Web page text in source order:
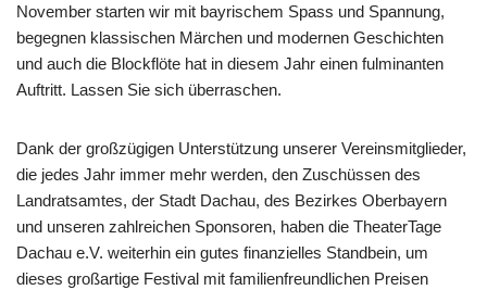
November starten wir mit bayrischem Spass und Spannung,
begegnen klassischen Märchen und modernen Geschichten
und auch die Blockflöte hat in diesem Jahr einen fulminanten
Auftritt. Lassen Sie sich überraschen.
Dank der großzügigen Unterstützung unserer Vereinsmitglieder,
die jedes Jahr immer mehr werden, den Zuschüssen des
Landratsamtes, der Stadt Dachau, des Bezirkes Oberbayern
und unseren zahlreichen Sponsoren, haben die TheaterTage
Dachau e.V. weiterhin ein gutes finanzielles Standbein, um
dieses großartige Festival mit familienfreundlichen Preisen